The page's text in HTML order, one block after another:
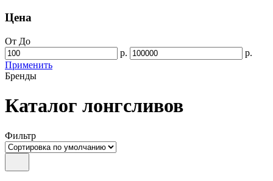
Цена
От До
р.
р.
Применить
Бренды
Каталог лонгсливов
Фильтр